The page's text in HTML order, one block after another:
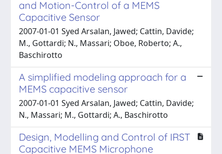
and Motion-Control of a MEMS
Capacitive Sensor
2007-01-01 Syed Arsalan, Jawed; Cattin, Davide;
M., Gottardi; N., Massari; Oboe, Roberto; A.,
Baschirotto
A simplified modeling approach for a
MEMS capacitive sensor
2007-01-01 Syed Arsalan, Jawed; Cattin, Davide;
N., Massari; M., Gottardi; A., Baschirotto
Design, Modelling and Control of IRST
Capacitive MEMS Microphone